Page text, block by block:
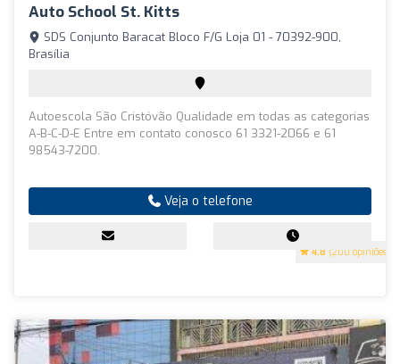
Auto School St. Kitts
4.8 (200 opiniões)
SDS Conjunto Baracat Bloco F/G Loja 01 - 70392-900,
Brasília
Autoescola São Cristóvão Qualidade em todas as categorias
A-B-C-D-E Entre em contato conosco 61 3321-2066 e 61
98543-7200.
Veja o telefone